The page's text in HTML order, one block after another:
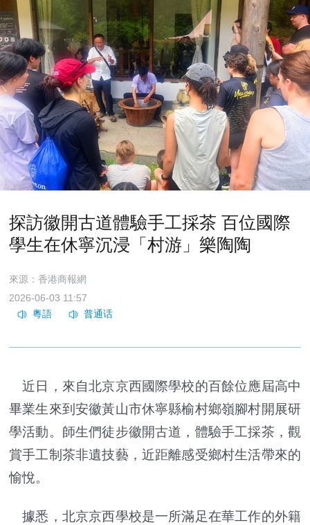
探訪徽開古道體驗手工採茶 百位國際
學生在休寧沉浸「村游」樂陶陶
來源：香港商報網
2026-06-03 11:57
近日，來自北京京西國際學校的百餘位應屆高中
畢業生來到安徽黃山市休寧縣榆村鄉嶺腳村開展研
學活動。師生們徒步徽開古道，體驗手工採茶，觀
賞手工制茶非遺技藝，近距離感受鄉村生活帶來的
愉悅。
據悉，北京京西學校是一所滿足在華工作的外籍